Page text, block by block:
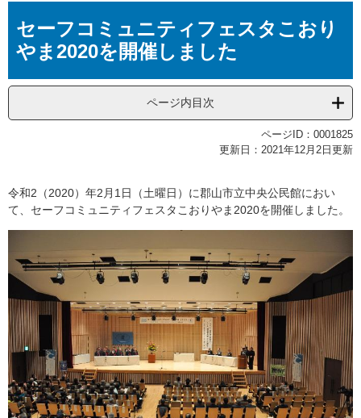
文セーフコミュニティフェスタこおり
やま2020を開催しました
ページ内目次
ページID：0001825
更新日：2021年12月2日更新
令和2（2020）年2月1日（土曜日）に郡山市立中央公民館におい
て、セーフコミュニティフェスタこおりやま2020を開催しました。